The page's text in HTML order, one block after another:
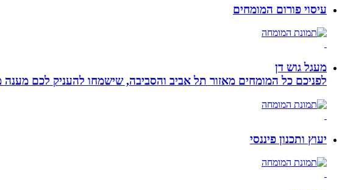
עיסוי פורום המומחים
מעגל גוש דן
לפניכם כל המומחים מאזור תל אביב והסביבה, שישמחו להעניק לכם מענה
יעוץ ותכנון פיננסי